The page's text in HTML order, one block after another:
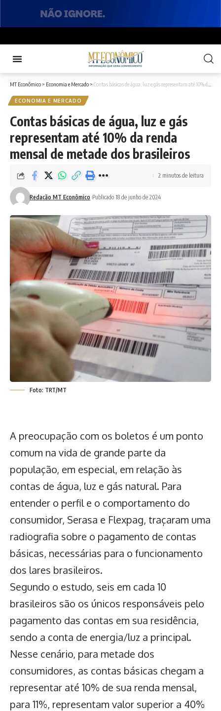
MT Econômico > Economia e Mercado > Contas básicas de água, luz e gás representam até 10% da renda mensal de metade dos brasileiros
ECONOMIA E MERCADO
Contas básicas de água, luz e gás
representam até 10% da renda
mensal de metade dos brasileiros
Redação MT Econômico Publicado 18 de junho de 2024
2 minutos de leitura
Foto: TRT/MT
A preocupação com os boletos é um ponto
comum na vida de grande parte da
população, em especial, em relação às
contas de água, luz e gás natural. Para
entender o perfil e o comportamento do
consumidor, Serasa e Flexpag, traçaram uma
radiografia sobre o pagamento de contas
básicas, necessárias para o funcionamento
dos lares brasileiros.
Segundo o estudo, seis em cada 10
brasileiros são os únicos responsáveis pelo
pagamento das contas em sua residência,
sendo a conta de energia/luz a principal.
Nesse cenário, para metade dos
consumidores, as contas básicas chegam a
representar até 10% de sua renda mensal,
para 11%, representam valor superior a 40%